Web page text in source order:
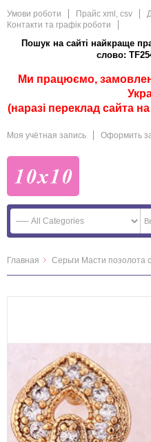
Умови роботи Прайс xml, csv
Контакти та графік роботи
Пошук на сайті найкраще
слово:
Ми працюємо,
(наразі переклад сайта
Моя учётная запись Оформить
Главная Серьги Масти позолота